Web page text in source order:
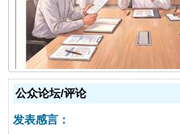
公众论坛/评论
发表感言：